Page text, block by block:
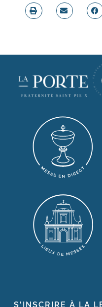
S'INSCRIRE À LA